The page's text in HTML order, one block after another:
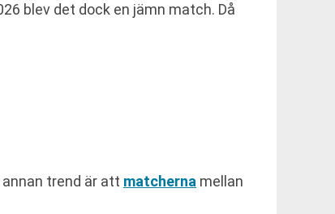
blev det dock en jämn match. Då
trend är att matcherna mellan